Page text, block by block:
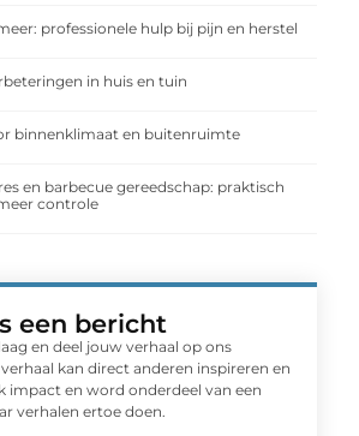
professionele hulp bij pijn en herstel
in huis en tuin
binnenklimaat en buitenruimte
en barbecue gereedschap: praktisch
controle
een bericht
en deel jouw verhaal op ons
kan direct anderen inspireren en
impact en word onderdeel van een
verhalen ertoe doen.